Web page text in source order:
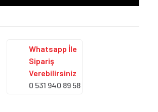
Whatsapp İle
Sipariş
Verebilirsiniz
0 531 940 89 58